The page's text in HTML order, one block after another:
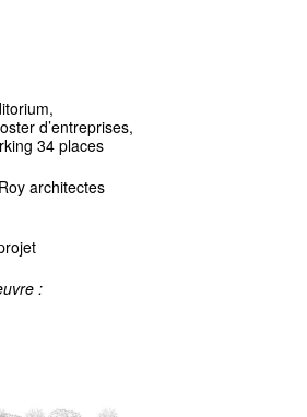
d’entreprises,
34 places
architectes
: